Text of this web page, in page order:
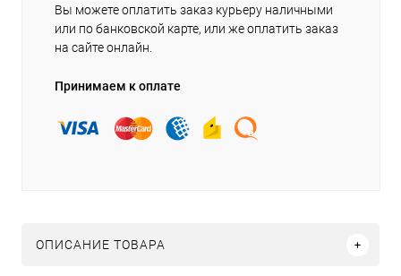
Вы можете оплатить заказ курьеру наличными
или по банковской карте, или же оплатить заказ
на сайте онлайн.
Принимаем к оплате
ОПИСАНИЕ ТОВАРА